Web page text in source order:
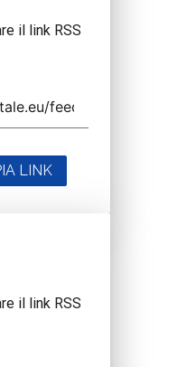
il link RSS
LINK
il link RSS